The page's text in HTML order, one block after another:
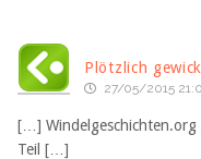
Plötzlich
27/05/2015
[…] Windelgeschichten.org
Teil […]